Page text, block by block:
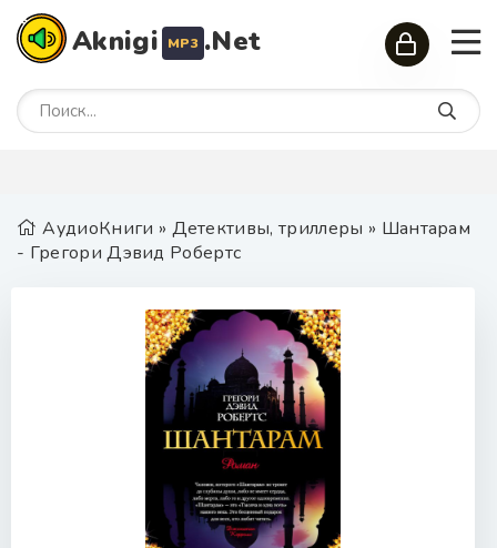
Aknigi MP3 .Net
АудиоКниги » Детективы, триллеры » Шантарам
- Грегори Дэвид Робертс